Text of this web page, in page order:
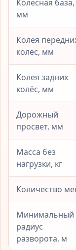
Колёсная база,
мм
Колея
колёс, мм
Колея задних
колёс, мм
Дорожный
просвет, мм
Масса без
нагрузки, кг
Количество
Минимальный
радиус
разворота, м